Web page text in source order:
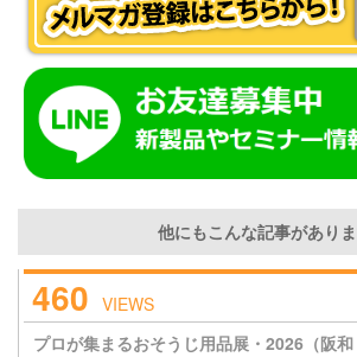
他にもこんな記事があり
460 VIEWS
プロが集まるおそうじ用品展・2026（阪